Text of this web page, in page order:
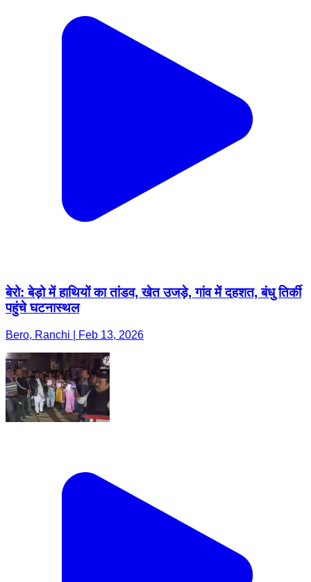
बेरो: बेड़ो में हाथियों का तांडव, खेत उजड़े, गांव में दहशत, बंधु तिर्की
पहुंचे घटनास्थल
Bero, Ranchi | Feb 13, 2026